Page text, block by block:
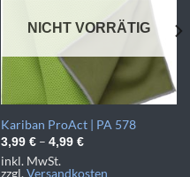
NICHT VORRÄTIG
Kariban ProAct | PA 578
3,99 €– 4,99 €
inkl. MwSt.
zzgl.Versandkosten